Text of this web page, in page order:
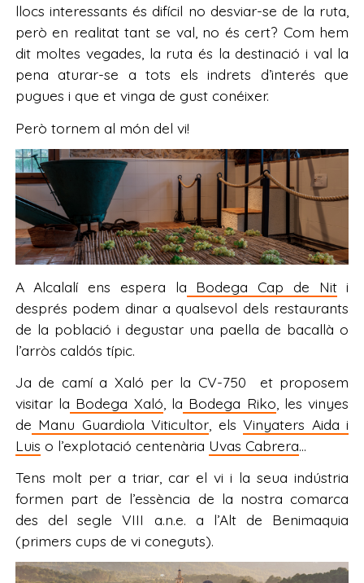
llocs interessants és difícil no desviar-se de la ruta,
però en realitat tant se val, no és cert? Com hem
dit moltes vegades, la ruta és la destinació i val la
pena aturar-se a tots els indrets d’interés que
pugues i que et vinga de gust conéixer.
Però tornem al món del vi!
A Alcalalí ens espera la Bodega Cap de Niti
després podem dinar a qualsevol dels restaurants
de la població i degustar una paella de bacallà o
l’arròs caldós típic.
Ja de camí a Xaló per la CV-750 et proposem
visitar la Bodega Xaló , la Bodega Riko , les vinyes
de Manu Guardiola Viticultor , elsVinyaters Aida i
Luis o l’explotació centenària Uvas Cabrera…
Tens molt per a triar, car el vi i la seua indústria
formen part de l’essència de la nostra comarca
des del segle VIII a.n.e. a l’Alt de Benimaquia
(primers cups de vi coneguts).